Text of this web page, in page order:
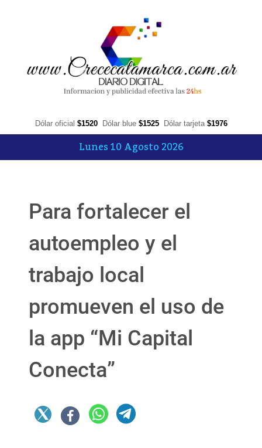
Dólar oficial $1520 Dólar blue $1525 Dólar tarjeta $1976
Lunes 10 Agosto 2026
Para fortalecer el
autoempleo y el
trabajo local
promueven el uso de
la app “Mi Capital
Conecta”